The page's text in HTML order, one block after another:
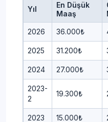
Yıl
En Düşük
Maaş
2026 36.000₺
2025 31.200₺
2024 27.000₺
2023-
2
19.300₺
2023 15.000₺